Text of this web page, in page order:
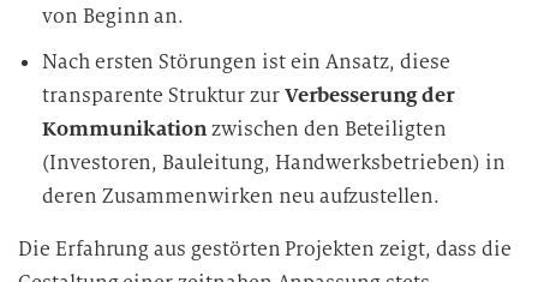
von Beginn an.
Nach ersten Störungen ist ein Ansatz, diese
transparente Struktur zurVerbesserung der
Kommunikationzwischen den Beteiligten
(Investoren, Bauleitung, Handwerksbetrieben) in
deren Zusammenwirken neu aufzustellen.
Die Erfahrung aus gestörten Projekten zeigt, dass die